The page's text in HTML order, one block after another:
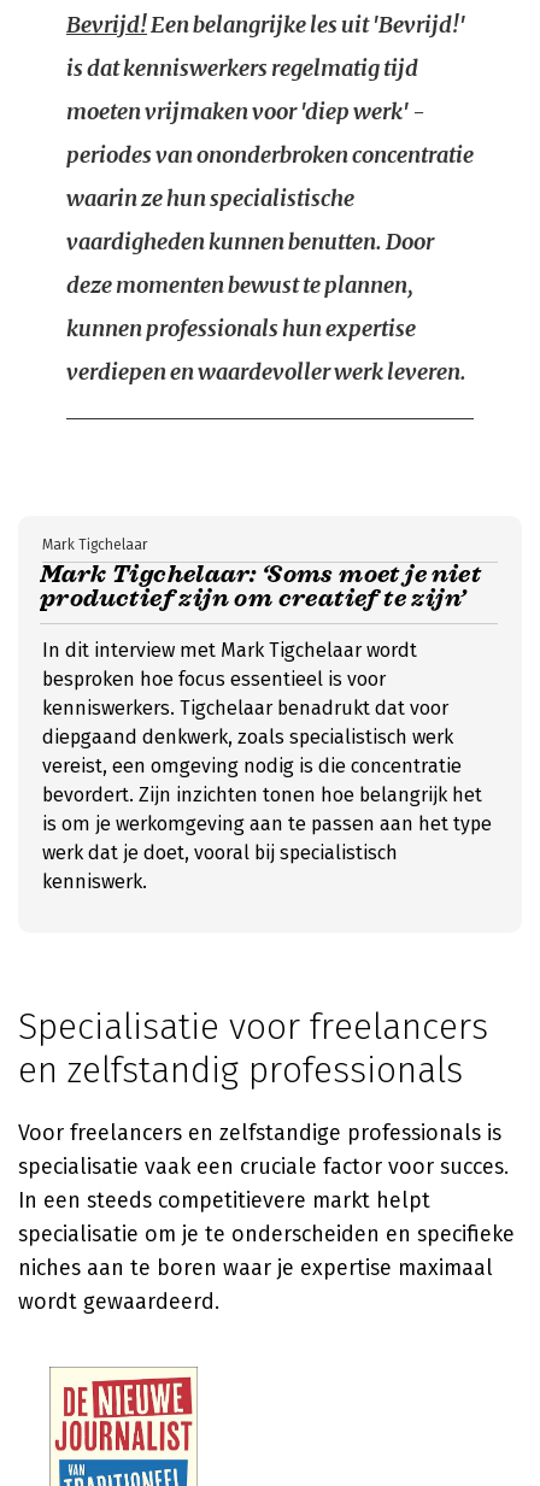
Bevrijd!Een belangrijke les uit 'Bevrijd!'
is dat kenniswerkers regelmatig tijd
moeten vrijmaken voor 'diep werk' -
periodes van ononderbroken concentratie
waarin ze hun specialistische
vaardigheden kunnen benutten. Door
deze momenten bewust te plannen,
kunnen professionals hun expertise
verdiepen en waardevoller werk leveren.
Mark Tigchelaar: ‘Soms moet je niet
productief zijn om creatief te zijn’
Mark Tigchelaar
In dit interview met Mark Tigchelaar wordt
besproken hoe focus essentieel is voor
kenniswerkers. Tigchelaar benadrukt dat voor
diepgaand denkwerk, zoals specialistisch werk
vereist, een omgeving nodig is die concentratie
bevordert. Zijn inzichten tonen hoe belangrijk het
is om je werkomgeving aan te passen aan het type
werk dat je doet, vooral bij specialistisch
kenniswerk.
Specialisatie voor freelancers
en zelfstandig professionals
Voor freelancers en zelfstandige professionals is
specialisatie vaak een cruciale factor voor succes.
In een steeds competitievere markt helpt
specialisatie om je te onderscheiden en specifieke
niches aan te boren waar je expertise maximaal
wordt gewaardeerd.